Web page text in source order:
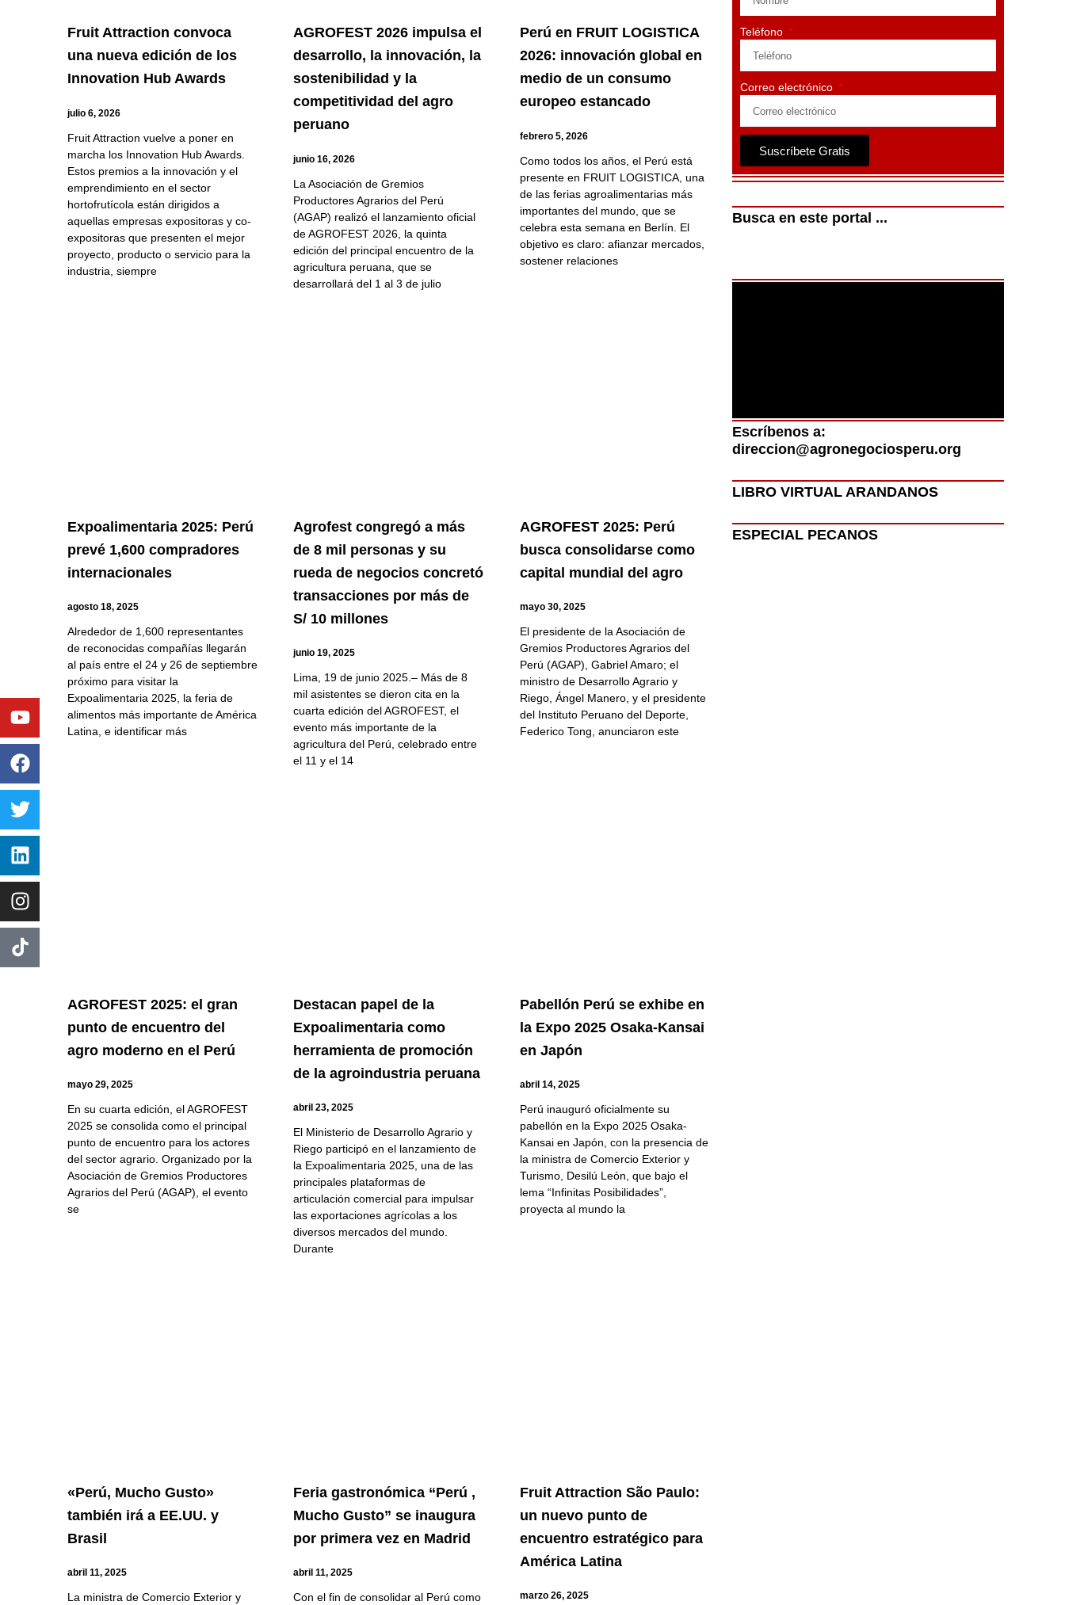
Fruit Attraction convoca
una nueva edición de los
Innovation Hub Awards
julio 6, 2026
Fruit Attraction vuelve a poner en
marcha los Innovation Hub Awards.
Estos premios a la innovación y el
emprendimiento en el sector
hortofrutícola están dirigidos a
aquellas empresas expositoras y co-
expositoras que presenten el mejor
proyecto, producto o servicio para la
industria, siempre
AGROFEST 2026 impulsa el
desarrollo, la innovación, la
sostenibilidad y la
competitividad del agro
peruano
junio 16, 2026
La Asociación de Gremios
Productores Agrarios del Perú
(AGAP) realizó el lanzamiento oficial
de AGROFEST 2026, la quinta
edición del principal encuentro de la
agricultura peruana, que se
desarrollará del 1 al 3 de julio
Perú en FRUIT LOGISTICA
2026: innovación global en
medio de un consumo
europeo estancado
febrero 5, 2026
Como todos los años, el Perú está
presente en FRUIT LOGISTICA, una
de las ferias agroalimentarias más
importantes del mundo, que se
celebra esta semana en Berlín. El
objetivo es claro: afianzar mercados,
sostener relaciones
Expoalimentaria 2025: Perú
prevé 1,600 compradores
internacionales
agosto 18, 2025
Alrededor de 1,600 representantes
de reconocidas compañías llegarán
al país entre el 24 y 26 de septiembre
próximo para visitar la
Expoalimentaria 2025, la feria de
alimentos más importante de América
Latina, e identificar más
Agrofest congregó a más
de 8 mil personas y su
rueda de negocios concretó
transacciones por más de
S/ 10 millones
junio 19, 2025
Lima, 19 de junio 2025.– Más de 8
mil asistentes se dieron cita en la
cuarta edición del AGROFEST, el
evento más importante de la
agricultura del Perú, celebrado entre
el 11 y el 14
AGROFEST 2025: Perú
busca consolidarse como
capital mundial del agro
mayo 30, 2025
El presidente de la Asociación de
Gremios Productores Agrarios del
Perú (AGAP), Gabriel Amaro; el
ministro de Desarrollo Agrario y
Riego, Ángel Manero, y el presidente
del Instituto Peruano del Deporte,
Federico Tong, anunciaron este
AGROFEST 2025: el gran
punto de encuentro del
agro moderno en el Perú
mayo 29, 2025
En su cuarta edición, el AGROFEST
2025 se consolida como el principal
punto de encuentro para los actores
del sector agrario. Organizado por la
Asociación de Gremios Productores
Agrarios del Perú (AGAP), el evento
se
Destacan papel de la
Expoalimentaria como
herramienta de promoción
de la agroindustria peruana
abril 23, 2025
El Ministerio de Desarrollo Agrario y
Riego participó en el lanzamiento de
la Expoalimentaria 2025, una de las
principales plataformas de
articulación comercial para impulsar
las exportaciones agrícolas a los
diversos mercados del mundo.
Durante
Pabellón Perú se exhibe en
la Expo 2025 Osaka-Kansai
en Japón
abril 14, 2025
Perú inauguró oficialmente su
pabellón en la Expo 2025 Osaka-
Kansai en Japón, con la presencia de
la ministra de Comercio Exterior y
Turismo, Desilú León, que bajo el
lema “Infinitas Posibilidades”,
proyecta al mundo la
«Perú, Mucho Gusto»
también irá a EE.UU. y
Brasil
abril 11, 2025
La ministra de Comercio Exterior y
Feria gastronómica “Perú ,
Mucho Gusto” se inaugura
por primera vez en Madrid
abril 11, 2025
Con el fin de consolidar al Perú como
Fruit Attraction São Paulo:
un nuevo punto de
encuentro estratégico para
América Latina
marzo 26, 2025
Teléfono
Correo electrónico
Suscríbete Gratis
Busca en este portal ...
Escríbenos a:
direccion@agronegociosperu.org
LIBRO VIRTUAL ARANDANOS
ESPECIAL PECANOS
Youtube
Facebook
Twitter
Linkedin
Instagram